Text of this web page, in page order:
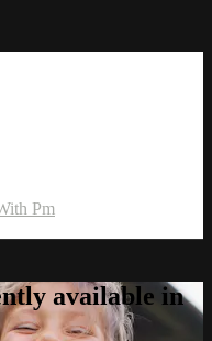
Pm
available in